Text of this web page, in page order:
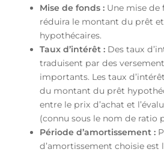
Mise de fonds :Une mise de
réduira le montant du prêt
hypothécaires.
Taux d’intérêt : Des taux
traduisent par des
importants. Les taux
du montant du prêt
entre le prix d’achat et
(connu sous le nom de ratio
Période d’amortissement :
d’amortissement choisie est